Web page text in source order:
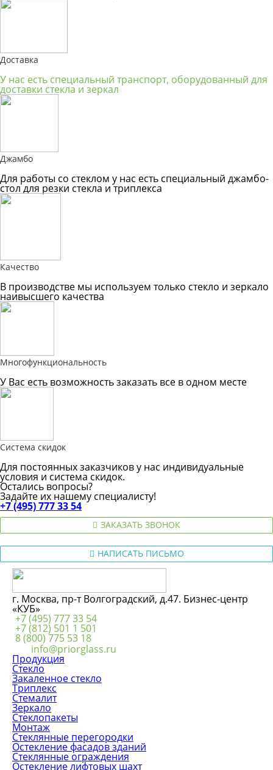
Доставка
У нас есть специальный транспорт, оборудованный для
доставки стекла и зеркал
Джамбо
Для работы со стеклом у нас есть специальный джамбо-
стол для резки стекла и триплекса
Качество
В производстве мы используем только стекло и зеркало
наивысшего качества
Многофункциональность
У Вас есть возможность заказать все в одном месте
Система скидок
Для постоянных заказчиков у нас индивидуальные
условия и система скидок.
Остались вопросы?
Задайте их нашему специалисту!
+7 (495) 777 33 54
ЗАКАЗАТЬ ЗВОНОК
НАПИСАТЬ ПИСЬМО
г. Москва, пр-т Волгоградский, д.47. Бизнес-центр
«КУБ»
+7 (495) 777 33 54
+7 (812) 501 1 501
8 (800) 775 53 18
info@priorglass.ru
Продукция
Стекло
Закаленное стекло
Триплекс
Стемалит
Зеркало
Стеклопакеты
Монтаж
Стеклянные перегородки
Остекление фасадов зданий
Стеклянные ограждения
Остекление лифтовых шахт